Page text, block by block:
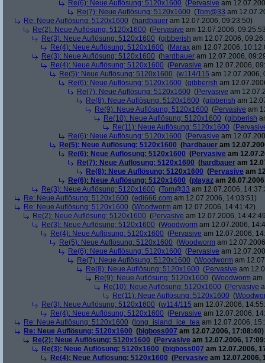
Re(6): Neue Auflösung: 5120x1600 (Pervasive am
Re(7): Neue Auflösung: 5120x1600 (Tom@33 am
Re: Neue Auflösung: 5120x1600 (hardbauer am 12.07.2006, 09:23:50)
Re(2): Neue Auflösung: 5120x1600 (Pervasive am 12.07.2006,
Re(3): Neue Auflösung: 5120x1600 (gibberish am 12.07.2006,
Re(4): Neue Auflösung: 5120x1600 (Marax am 12.07.2006,
Re(3): Neue Auflösung: 5120x1600 (hardbauer am 12.07.2006,
Re(4): Neue Auflösung: 5120x1600 (Pervasive am 12.07.2006,
Re(5): Neue Auflösung: 5120x1600 (w114/115 am 12.07.2006,
Re(6): Neue Auflösung: 5120x1600 (gibberish am
Re(7): Neue Auflösung: 5120x1600 (Pervasive am
Re(8): Neue Auflösung: 5120x1600 (gibberish am
Re(9): Neue Auflösung: 5120x1600 (Pervasive am
Re(10): Neue Auflösung: 5120x1600 (gibberish
Re(11): Neue Auflösung: 5120x1600 (
Re(6): Neue Auflösung: 5120x1600 (Pervasive am
Re(5): Neue Auflösung: 5120x1600 (hardbauer am
Re(6): Neue Auflösung: 5120x1600 (Pervasive am
Re(7): Neue Auflösung: 5120x1600 (hardbauer am
Re(8): Neue Auflösung: 5120x1600 (Pervasive am
Re(6): Neue Auflösung: 5120x1600 (playaz am
Re(3): Neue Auflösung: 5120x1600 (Tom@33 am 12.07.2006,
Re: Neue Auflösung: 5120x1600 (edi666.com am 12.07.2006, 14:03:51)
Re: Neue Auflösung: 5120x1600 (Woodworm am 12.07.2006, 14:41:42)
Re(2): Neue Auflösung: 5120x1600 (Pervasive am 12.07.2006,
Re(3): Neue Auflösung: 5120x1600 (Woodworm am 12.07.2006,
Re(4): Neue Auflösung: 5120x1600 (Pervasive am 12.07.2006,
Re(5): Neue Auflösung: 5120x1600 (Woodworm am
Re(6): Neue Auflösung: 5120x1600 (Pervasive am
Re(7): Neue Auflösung: 5120x1600 (Woodworm am
Re(8): Neue Auflösung: 5120x1600 (Pervasive am
Re(9): Neue Auflösung: 5120x1600 (Woodworm am
Re(10): Neue Auflösung: 5120x1600 (Pervasive
Re(11): Neue Auflösung: 5120x1600 (
Re(3): Neue Auflösung: 5120x1600 (w114/115 am 12.07.2006,
Re(4): Neue Auflösung: 5120x1600 (Pervasive am 12.07.2006,
Re: Neue Auflösung: 5120x1600 ( long_island_ice_tea am 12.07.2006,
Re: Neue Auflösung: 5120x1600 (bigboss007 am 12.07.2006, 17:08:40)
Re(2): Neue Auflösung: 5120x1600 (Pervasive am 12.07.2006,
Re(3): Neue Auflösung: 5120x1600 (bigboss007 am 12.07.2006,
Re(4): Neue Auflösung: 5120x1600 (Pervasive am 12.07.2006,